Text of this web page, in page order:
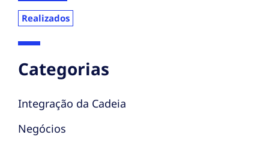
Realizados
Categorias
Integração da Cadeia
Negócios